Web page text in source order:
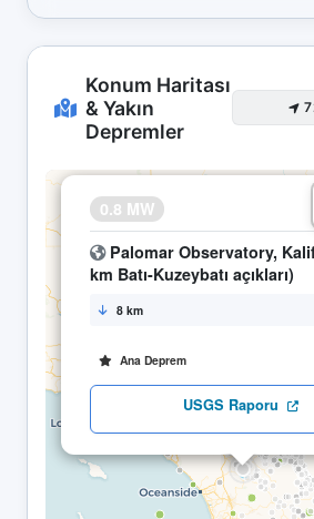
Konum Haritası
& Yakın
Depremler
0.8 MW
Palomar Observatory,
km Batı-Kuzeybatı açıkları)
8 km
Ana Deprem
USGS Raporu